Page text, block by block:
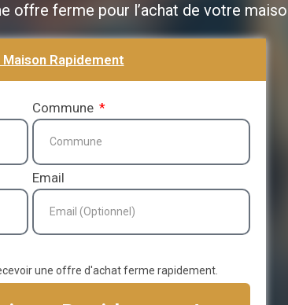
offre ferme pour l’achat de votre
Rapidement
Commune
Email
une offre d'achat ferme rapidement.